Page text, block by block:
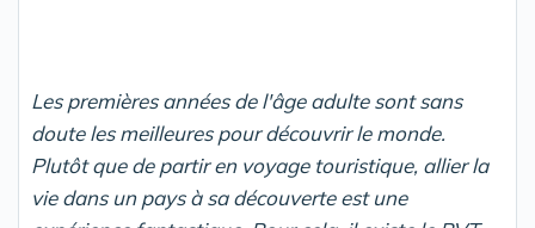
Les premières années de l'âge adulte sont sans
doute les meilleures pour découvrir le monde.
Plutôt que de partir en voyage touristique, allier la
vie dans un pays à sa découverte est une